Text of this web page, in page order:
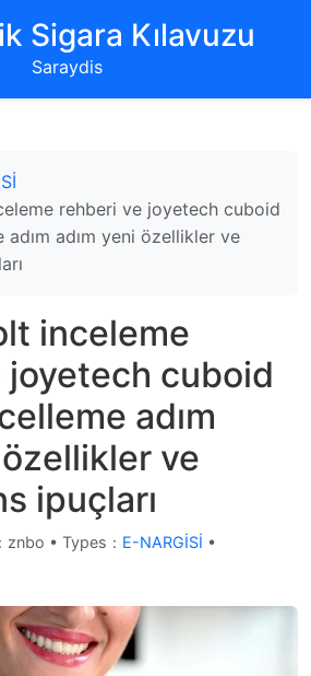
Sigara Kılavuzu‌
Saraydis
rehberi ve joyetech cuboid
adım adım yeni özellikler ve
inceleme
joyetech cuboid
adım
ve
ipuçları
znbo • Types： E-NARGİSİ •